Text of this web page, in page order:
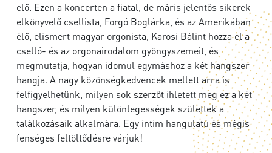
elő. Ezen a koncerten a fiatal, de máris jelentős sikerek
elkönyvelő csellista, Forgó Boglárka, és az Amerikában
élő, elismert magyar orgonista, Karosi Bálint hozza el a
cselló- és az orgonairodalom gyöngyszemeit, és
megmutatja, hogyan idomul egymáshoz a két hangszer
hangja. A nagy közönségkedvencek mellett arra is
felfigyelhetünk, milyen sok szerzőt ihletett meg ez a két
hangszer, és milyen különlegességek születtek a
találkozásaik alkalmára. Egy intim hangulatú és mégis
fenséges feltöltődésre várjuk!